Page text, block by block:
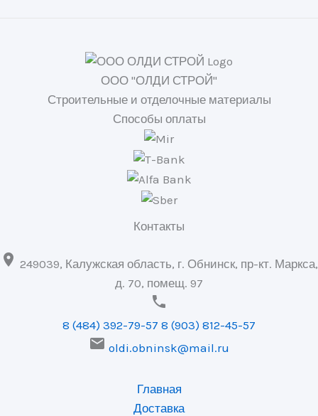
ООО "ОЛДИ СТРОЙ"
Строительные и отделочные материалы
Способы оплаты
Контакты
 249039, Калужская область, г. Обнинск, пр-кт. Маркса,
д. 70, помещ. 97

8 (484) 392-79-57 8 (903) 812-45-57
 oldi.obninsk@mail.ru
Главная
Доставка